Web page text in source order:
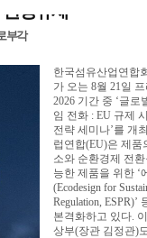
려한 친
제안
유럽연합(EU)를 중
아웃도어 산업에
일고 있다. &#8203;
그린딜’의 일환으
‘EU 섬유전략’을
려한 친환경 디자
체인저로 판도를
하고 있다. ‘EU 섬
패션에 대한 강력
표하고 2030년까지
업을 구축하는 것
다. 이를 위해 기후